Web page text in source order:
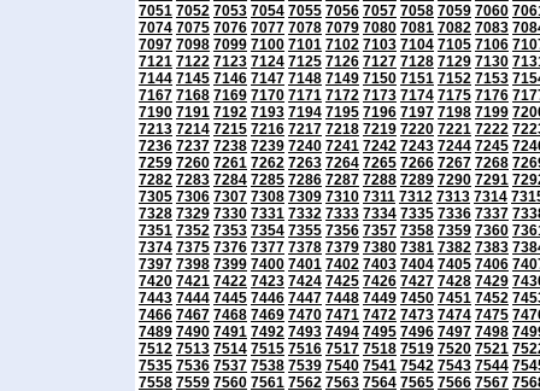
7051 7052 7053 7054 7055 7056 7057 7058 7059 7060
7074 7075 7076 7077 7078 7079 7080 7081 7082 7083
7097 7098 7099 7100 7101 7102 7103 7104 7105 7106
7121 7122 7123 7124 7125 7126 7127 7128 7129 7130
7144 7145 7146 7147 7148 7149 7150 7151 7152 7153
7167 7168 7169 7170 7171 7172 7173 7174 7175 7176
7190 7191 7192 7193 7194 7195 7196 7197 7198 7199
7213 7214 7215 7216 7217 7218 7219 7220 7221 7222
7236 7237 7238 7239 7240 7241 7242 7243 7244 7245
7259 7260 7261 7262 7263 7264 7265 7266 7267 7268
7282 7283 7284 7285 7286 7287 7288 7289 7290 7291
7305 7306 7307 7308 7309 7310 7311 7312 7313 7314
7328 7329 7330 7331 7332 7333 7334 7335 7336 7337
7351 7352 7353 7354 7355 7356 7357 7358 7359 7360
7374 7375 7376 7377 7378 7379 7380 7381 7382 7383
7397 7398 7399 7400 7401 7402 7403 7404 7405 7406
7420 7421 7422 7423 7424 7425 7426 7427 7428 7429
7443 7444 7445 7446 7447 7448 7449 7450 7451 7452
7466 7467 7468 7469 7470 7471 7472 7473 7474 7475
7489 7490 7491 7492 7493 7494 7495 7496 7497 7498
7512 7513 7514 7515 7516 7517 7518 7519 7520 7521
7535 7536 7537 7538 7539 7540 7541 7542 7543 7544
7558 7559 7560 7561 7562 7563 7564 7565 7566 7567